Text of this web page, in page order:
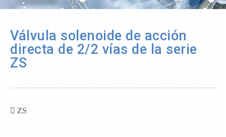
Válvula solenoide de acción
directa de 2/2 vías de la serie
ZS
ZS